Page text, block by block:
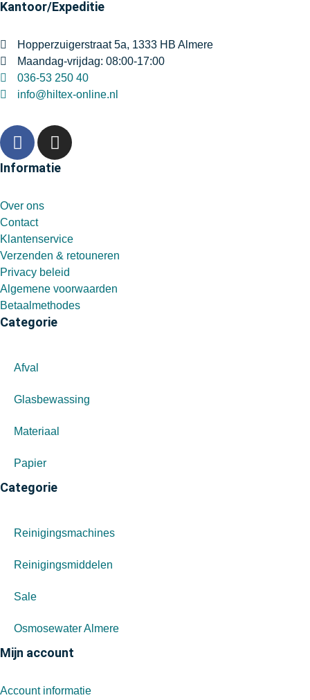
Kantoor/Expeditie
Hopperzuigerstraat 5a, 1333 HB Almere
Maandag-vrijdag: 08:00-17:00
036-53 250 40
info@hiltex-online.nl
Informatie
Over ons
Contact
Klantenservice
Verzenden & retouneren
Privacy beleid
Algemene voorwaarden
Betaalmethodes
Categorie
Afval
Glasbewassing
Materiaal
Papier
Categorie
Reinigingsmachines
Reinigingsmiddelen
Sale
Osmosewater Almere
Mijn account
Account informatie